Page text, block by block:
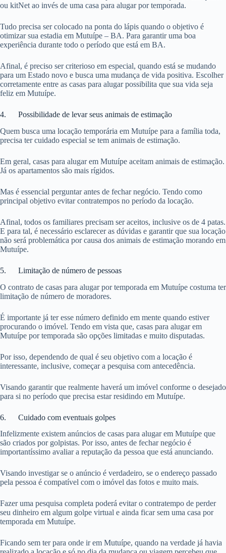
ou kitNet ao invés de uma casa para alugar por temporada.
Tudo precisa ser colocado na ponta do lápis quando o objetivo é
otimizar sua estadia em Mutuípe – BA. Para garantir uma boa
experiência durante todo o período que está em BA.
Afinal, é preciso ser criterioso em especial, quando está se mudando
para um Estado novo e busca uma mudança de vida positiva. Escolher
corretamente entre as casas para alugar possibilita que sua vida seja
feliz em Mutuípe.
4. Possibilidade de levar seus animais de estimação
Quem busca uma locação temporária em Mutuípe para a família toda,
precisa ter cuidado especial se tem animais de estimação.
Em geral, casas para alugar em Mutuípe aceitam animais de estimação.
Já os apartamentos são mais rígidos.
Mas é essencial perguntar antes de fechar negócio. Tendo como
principal objetivo evitar contratempos no período da locação.
Afinal, todos os familiares precisam ser aceitos, inclusive os de 4 patas.
E para tal, é necessário esclarecer as dúvidas e garantir que sua locação
não será problemática por causa dos animais de estimação morando em
Mutuípe.
5. Limitação de número de pessoas
O contrato de casas para alugar por temporada em Mutuípe costuma ter
limitação de número de moradores.
É importante já ter esse número definido em mente quando estiver
procurando o imóvel. Tendo em vista que, casas para alugar em
Mutuípe por temporada são opções limitadas e muito disputadas.
Por isso, dependendo de qual é seu objetivo com a locação é
interessante, inclusive, começar a pesquisa com antecedência.
Visando garantir que realmente haverá um imóvel conforme o desejado
para si no período que precisa estar residindo em Mutuípe.
6. Cuidado com eventuais golpes
Infelizmente existem anúncios de casas para alugar em Mutuípe que
são criados por golpistas. Por isso, antes de fechar negócio é
importantíssimo avaliar a reputação da pessoa que está anunciando.
Visando investigar se o anúncio é verdadeiro, se o endereço passado
pela pessoa é compatível com o imóvel das fotos e muito mais.
Fazer uma pesquisa completa poderá evitar o contratempo de perder
seu dinheiro em algum golpe virtual e ainda ficar sem uma casa por
temporada em Mutuípe.
Ficando sem ter para onde ir em Mutuípe, quando na verdade já havia